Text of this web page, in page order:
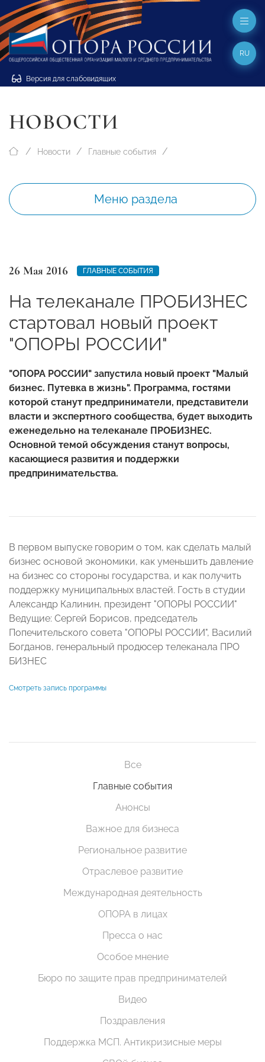
Версия для слабовидящих
RU
НОВОСТИ
Новости Главные события
Меню раздела
26 Мая 2016 ГЛАВНЫЕ СОБЫТИЯ
На телеканале ПРОБИЗНЕС
стартовал новый проект
"ОПОРЫ РОССИИ"
"ОПОРА РОССИИ" запустила новый проект "Малый
бизнес. Путевка в жизнь". Программа, гостями
которой станут предприниматели, представители
власти и экспертного сообщества, будет выходить
еженедельно на телеканале ПРОБИЗНЕС.
Основной темой обсуждения станут вопросы,
касающиеся развития и поддержки
предпринимательства.
В первом выпуске говорим о том, как сделать малый
бизнес основой экономики, как уменьшить давление
на бизнес со стороны государства, и как получить
поддержку муниципальных властей. Гость в студии
Александр Калинин, президент "ОПОРЫ РОССИИ"
Ведущие: Сергей Борисов, председатель
Попечительского совета "ОПОРЫ РОССИИ", Василий
Богданов, генеральный продюсер телеканала ПРО
БИЗНЕС
Смотреть запись программы
Все
Главные события
Анонсы
Важное для бизнеса
Региональное развитие
Отраслевое развитие
Международная деятельность
ОПОРА в лицах
Пресса о нас
Особое мнение
Бюро по защите прав предпринимателей
Видео
Поздравления
Поддержка МСП. Антикризисные меры